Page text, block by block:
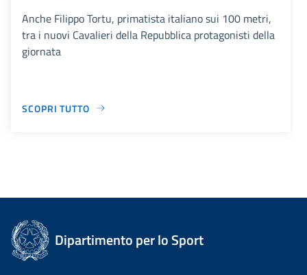
Anche Filippo Tortu, primatista italiano sui 100 metri,
tra i nuovi Cavalieri della Repubblica protagonisti della
giornata
SCOPRI TUTTO
Dipartimento per lo Sport